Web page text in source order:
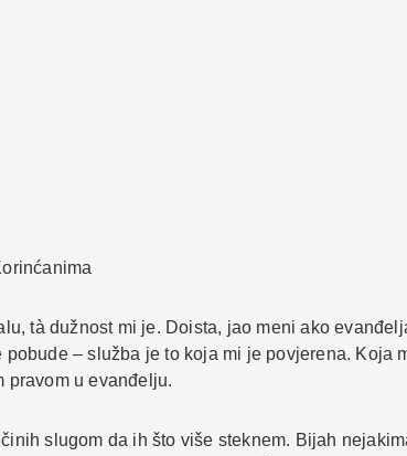
tà dužnost mi je. Doista, jao meni ako
– služba je to koja mi je povjerena. Koja
pravom u evanđelju.
slugom da ih što više steknem. Bijah